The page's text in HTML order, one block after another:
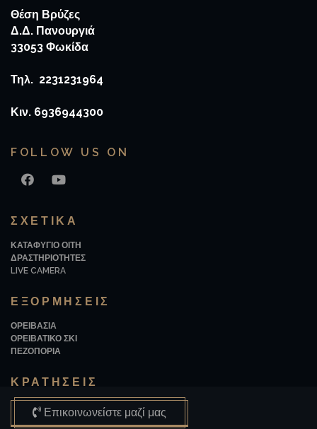
Θέση Βρύζες
Δ.Δ. Πανουργιά
33053 Φωκίδα
Τηλ. 2231231964
Κιν. 6936944300
FOLLOW US ON
FACEBOOK
YOUTUBE
ΣΧΕΤΙΚΆ
ΚΑΤΑΦΥΓΙΟ ΟΙΤΗ
ΔΡΑΣΤΗΡΙΟΤΗΤΕΣ
LIVE CAMERA
ΕΞΟΡΜΗΣΕΙΣ
ΟΡΕΙΒΑΣΙΑ
ΟΡΕΙΒΑΤΙΚΟ ΣΚΙ
ΠΕΖΟΠΟΡΙΑ
ΚΡΑΤΗΣΕΙΣ
Επικοινωνείστε μαζί μας